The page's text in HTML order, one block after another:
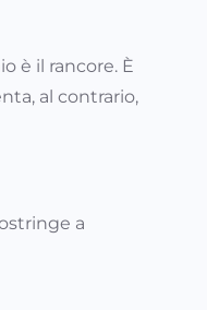
è il rancore. È
al contrario,
a